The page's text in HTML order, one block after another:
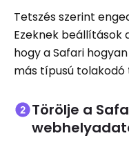
Tetszés szerint
Ezeknek beállítások
hogy a Safari
más típusú
Törölje a